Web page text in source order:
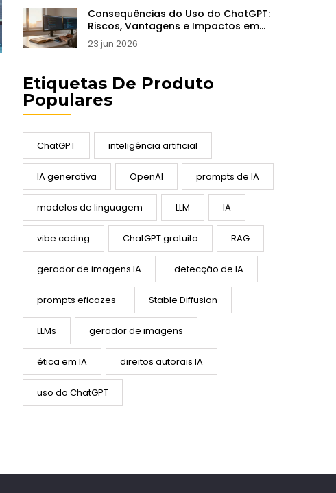
Consequências do Uso do ChatGPT:
Riscos, Vantagens e Impactos em
2026
23 jun 2026
Etiquetas De Produto
Populares
ChatGPT inteligência artificial
IA generativa OpenAI prompts de IA
modelos de linguagem LLM IA
vibe coding ChatGPT gratuito RAG
gerador de imagens IA detecção de IA
prompts eficazes Stable Diffusion
LLMs gerador de imagens
ética em IA direitos autorais IA
uso do ChatGPT